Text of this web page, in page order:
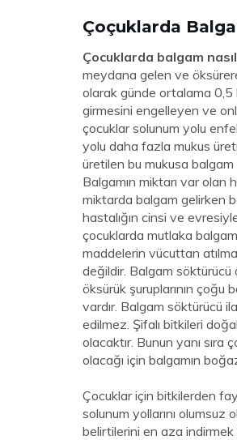
Çoçuklarda
Çocuklarda balgam nasıl
meydana gelen ve
olarak günde ortalama 0,5
girmesini engelleyen ve
çocuklar solunum yolu
yolu daha fazla mukus
üretilen bu mukusa balgam
Balgamın miktarı var olan
miktarda balgam gelirken
hastalığın cinsi ve
çocuklarda mutlaka
maddelerin vücuttan
değildir. Balgam söktürücü
öksürük şuruplarının çoğu
vardır. Balgam söktürücü
edilmez. Şifalı bitkileri
olacaktır. Bunun yanı sıra
olacağı için balgamın
Çocuklar için bitkilerden
solunum yollarını
belirtilerini en aza